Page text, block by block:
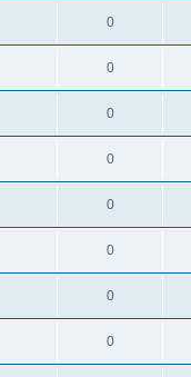
0
0
0
0
0
0
0
0